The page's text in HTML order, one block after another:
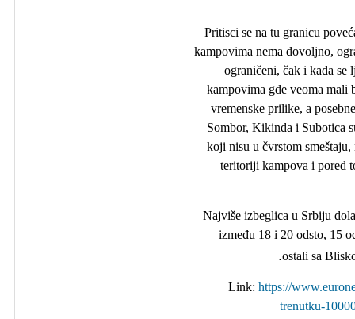
"Pritisci se na tu granicu
kampovima nema dovoljno,
ograničeni, čak i kada se
kampovima gde veoma mali
vremenske prilike, a
Sombor, Kikinda i Subotica
koji nisu u čvrstom
teritoriji kampova i pored
Najviše izbeglica u Srbiju
između 18 i 20 odsto, 15
ostali sa
Link: https://
trenutku-